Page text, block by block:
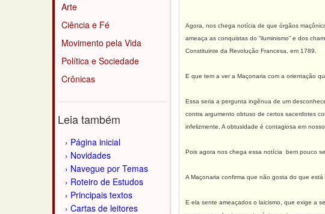
Arte
Ciência e Fé
Movimento pela Vida
Política e Sociedade
Crônicas
Leia também
Página inicial
Novidades
Navegue por Temas
Roteiro de Estudos
Principais textos
Cartas de leitores
Agora, nos chega notícia de que órgãos
ameaça as conquistas do “iluminismo” e dos
Constituinte da Revolução Francesa, em 1789.
E que tem a ver a Maçonaria com a orientação
Essa seria a pergunta ingênua de um
contra argumento obtuso de certos sacerdotes
infelizmente. A obtusidade é contagiosa em nosso
Pois agora nos chega essa notícia bem pouco
A Maçonaria confirma que não gosta do que
E ela sente ameaçados o laicismo, que exige a